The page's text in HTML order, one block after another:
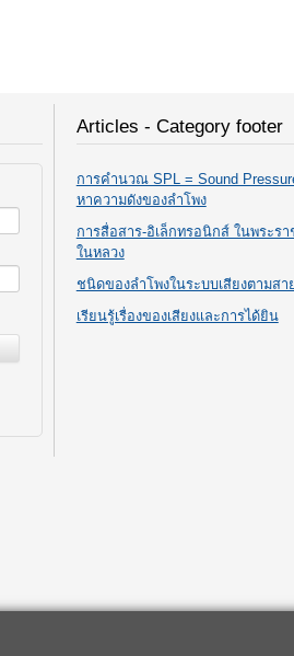
Articles - Category footer
การคำนวณ SPL = Sound
หาความดังของลำโพง
การสื่อสาร-อิเล็กทรอนิกส์ ในพระร
ในหลวง
ชนิดของลำโพงในระบบเสียงตามสา
เรียนรู้เรื่องของเสียงและการได้ยิน